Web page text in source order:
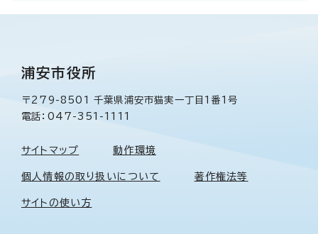
浦安市役所
〒279-8501 千葉県浦安市猫実一丁目1番1号
電話：047-351-1111
サイトマップ 動作環境
個人情報の取り扱いについて 著作権法等
サイトの使い方